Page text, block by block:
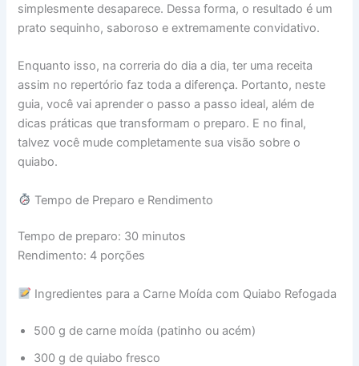
simplesmente desaparece. Dessa forma, o resultado é um
prato sequinho, saboroso e extremamente convidativo.
Enquanto isso, na correria do dia a dia, ter uma receita
assim no repertório faz toda a diferença. Portanto, neste
guia, você vai aprender o passo a passo ideal, além de
dicas práticas que transformam o preparo. E no final,
talvez você mude completamente sua visão sobre o
quiabo.
Tempo de Preparo e Rendimento
Tempo de preparo: 30 minutos
Rendimento: 4 porções
Ingredientes para a Carne Moída com Quiabo Refogada
500 g de carne moída (patinho ou acém)
300 g de quiabo fresco